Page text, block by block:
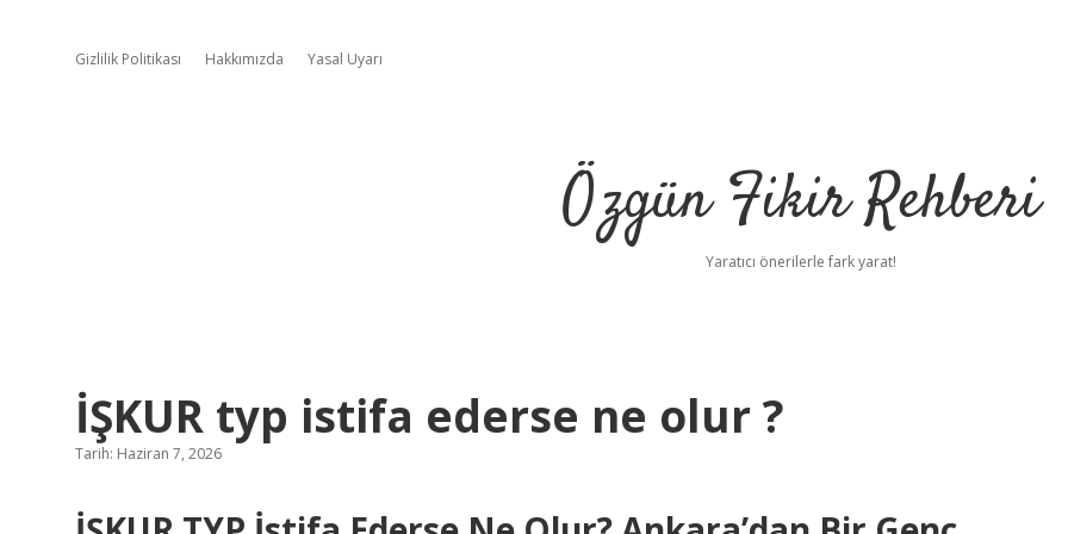
Gizlilik Politikası Hakkımızda Yasal Uyarı
Özgün Fikir Rehberi
Yaratıcı önerilerle fark yarat!
İŞKUR typ istifa ederse ne olur ?
Tarih: Haziran 7, 2026